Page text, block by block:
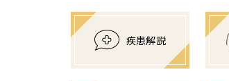
疾患解説